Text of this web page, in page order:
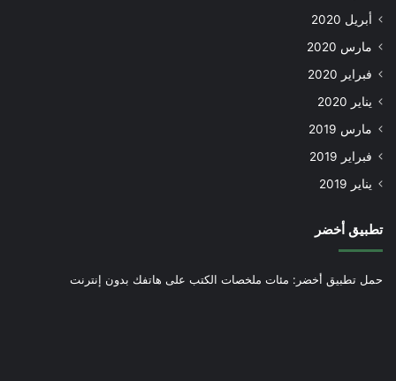
أبريل 2020
مارس 2020
فبراير 2020
يناير 2020
مارس 2019
فبراير 2019
يناير 2019
تطبيق أخضر
حمل تطبيق أخضر: مئات ملخصات الكتب على هاتفك بدون إنترنت